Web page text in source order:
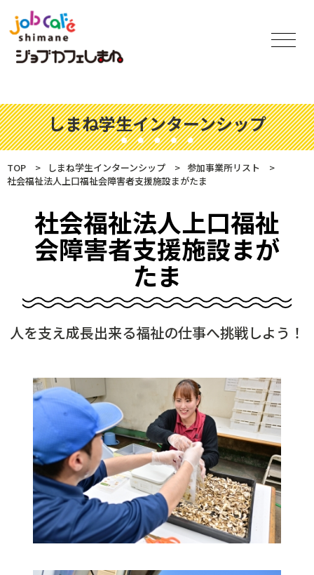
しまね学生インターンシップ
TOP しまね学生インターンシップ
参加事業所リスト
社会福祉法人上口福祉会障害者支援施設まがたま
社会福祉法人上口福祉
会障害者支援施設まが
たま
人を支え成長出来る福祉の仕事へ挑戦しよう！